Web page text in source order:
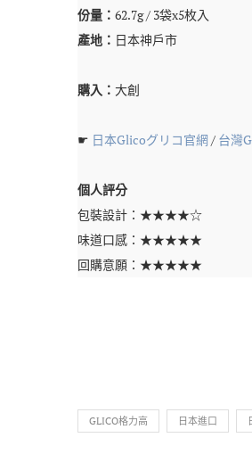
份量： 62.7g / 3袋x5枚入
產地： 日本神戶市
購入： 大創
☛ 日本Glicoグリコ官網 / 台灣
個人評分
包裝設計：★★★★☆
味道口感：★★★★★
回購意願：★★★★★
GLICO格力高 日本進口